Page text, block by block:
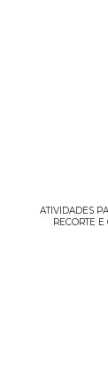
ATIVIDADES
RECORTE